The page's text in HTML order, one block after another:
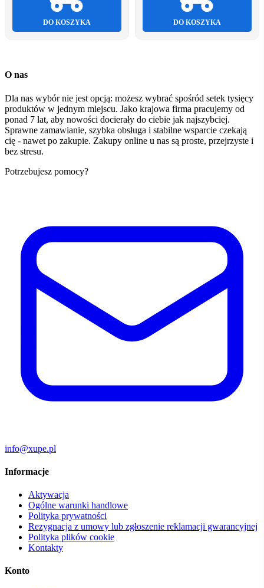
DO KOSZYKA DO KOSZYKA
O nas
Dla nas wybór nie jest opcją: możesz wybrać spośród setek tysięcy
produktów w jednym miejscu. Jako krajowa firma pracujemy od
ponad 7 lat, aby nowości docierały do ciebie jak najszybciej.
Sprawne zamawianie, szybka obsługa i stabilne wsparcie czekają
cię - nawet po zakupie. Zakupy online u nas są proste, przejrzyste i
bez stresu.
Potrzebujesz pomocy?
info@xupe.pl
Informacje
Aktywacja
Ogólne warunki handlowe
Polityka prywatności
Rezygnacja z umowy lub zgłoszenie reklamacji gwarancyjnej
Polityka plików cookie
Kontakty
Konto